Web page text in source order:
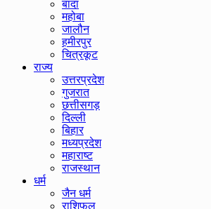
बांदा
महोबा
जालौन
हमीरपुर
चित्रकूट
राज्य
उत्तरप्रदेश
गुजरात
छत्तीसगड़
दिल्ली
बिहार
मध्यप्रदेश
महाराष्ट
राजस्थान
धर्म
जैन धर्म
राशिफल